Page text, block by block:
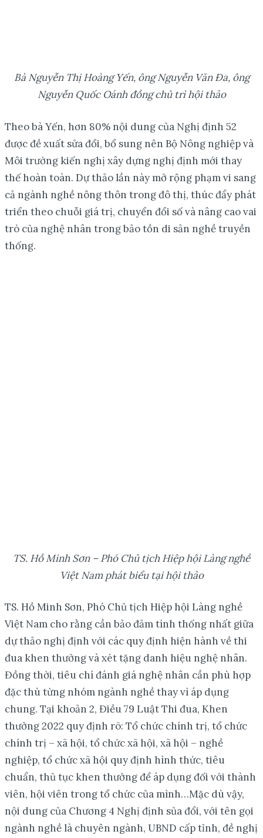
Bà Nguyễn Thị Hoàng Yến, ông Nguyễn Văn Đa, ông
Nguyễn Quốc Oánh đồng chủ trì hội thảo
Theo bà Yến, hơn 80% nội dung của Nghị định 52
được đề xuất sửa đổi, bổ sung nên Bộ Nông nghiệp và
Môi trường kiến nghị xây dựng nghị định mới thay
thế hoàn toàn. Dự thảo lần này mở rộng phạm vi sang
cả ngành nghề nông thôn trong đô thị, thúc đẩy phát
triển theo chuỗi giá trị, chuyển đổi số và nâng cao vai
trò của nghệ nhân trong bảo tồn di sản nghề truyền
thống.
TS. Hồ Minh Sơn–Phó Chủ tịch Hiệp hội Làng nghề
Việt Nam phát biểu tạihội thảo
TS. Hồ Minh Sơn, Phó Chủ tịch Hiệp hội Làng nghề
Việt Nam cho rằng cần bảo đảm tính thống nhất giữa
dự thảo nghị định với các quy định hiện hành về thi
đua khen thưởng và xét tặng danh hiệu nghệ nhân.
Đồng thời, tiêu chí đánh giá nghệ nhân cần phù hợp
đặc thù từng nhóm ngành nghề thay vì áp dụng
chung. Tại khoản 2, Điều 79 Luật Thi đua, Khen
thưởng 2022 quy định rõ: Tổ chức chính trị, tổ chức
chính trị – xã hội, tổ chức xã hội, xã hội – nghề
nghiệp, tổ chức xã hội quy định hình thức, tiêu
chuẩn, thủ tục khen thưởng để áp dụng đối với thành
viên, hội viên trong tổ chức của mình…Mặc dù vậy,
nội dung của Chương 4 Nghị định sủa đổi, với tên gọi
ngành nghề là chuyên ngành, UBND cấp tỉnh, đề nghị